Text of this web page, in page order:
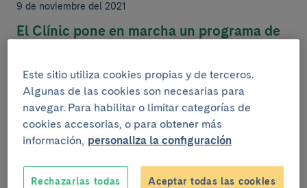
9 de noviembre del 2021
El Clínic pone en marcha un programa de
El Servicio de Oncología Médica del Hospital Clínic,
dirigido por el Dr. Aleix Prat, ha puesto en marcha un
programa de infusión domiciliaria para...
Este sitio utiliza cookies propias y de terceros.
Algunas de las cookies son necesarias para
navegar. Para habilitar o limitar categorías de
cookies accesorias, o para obtener más
información, personaliza la configuración
Rechazarlas todas Aceptar todas las cookies